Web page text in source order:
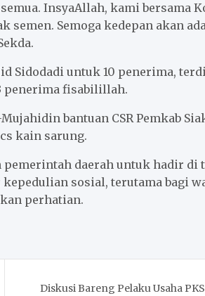
InsyaAllah, kami bersama
semen. Semoga kedepan akan
Sidodadi untuk 10 penerima,
penerima fisabilillah.
bantuan CSR Pemkab
kain sarung.
pemerintah daerah untuk hadir di
sosial, terutama bagi
perhatian.
Diskusi Bareng Pelaku Usaha